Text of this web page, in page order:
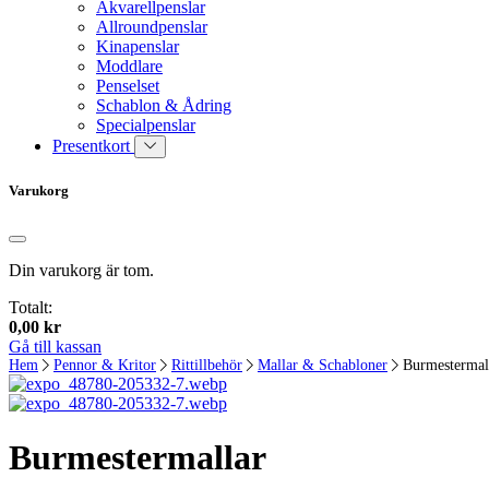
Akvarellpenslar
Allroundpenslar
Kinapenslar
Moddlare
Penselset
Schablon & Ådring
Specialpenslar
Presentkort
Varukorg
Din varukorg är tom.
Totalt:
0,00 kr
Gå till kassan
Hem Pennor & Kritor Rittillbehör Mallar & Schabloner
Burmestermallar